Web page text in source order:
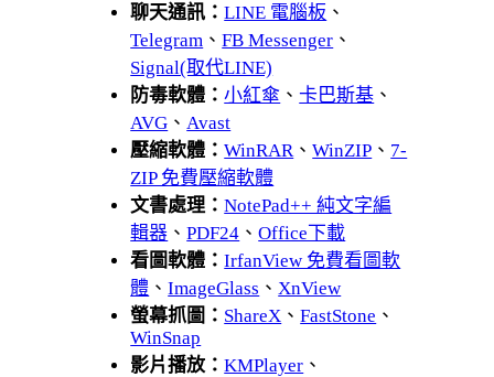
聊天通訊：LINE 電腦板 、
Telegram 、FB Messenger 、
Signal(取代LINE)
防毒軟體：小紅傘 、卡巴斯基 、
AVG 、 Avast
壓縮軟體：WinRAR 、WinZIP 、 7-
ZIP 免費壓縮軟體
文書處理：NotePad++ 純文字編
輯器 、PDF24 、Office下載
看圖軟體：IrfanView 免費看圖軟
體 、ImageGlass 、 XnView
螢幕抓圖： ShareX 、FastStone 、
WinSnap
影片播放：KMPlayer 、